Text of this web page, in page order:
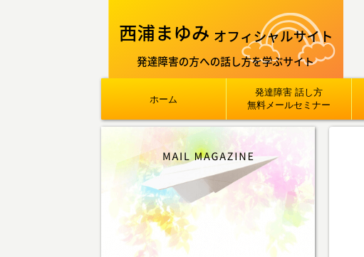
ホーム
発達障害 話し方
無料メールセミナー